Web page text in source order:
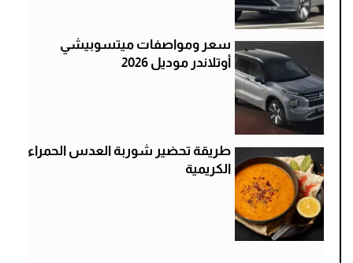
سعر ومواصفات ميتسوبيشي
أوتلاندر موديل 2026
طريقة تحضير شوربة العدس الحمراء
الكريمية